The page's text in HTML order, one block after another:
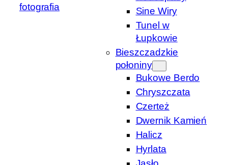
fotografia
Sine Wiry
Tunel w
Łupkowie
Bieszczadzkie
połoniny
Bukowe Berdo
Chryszczata
Czerteż
Dwernik Kamień
Halicz
Hyrlata